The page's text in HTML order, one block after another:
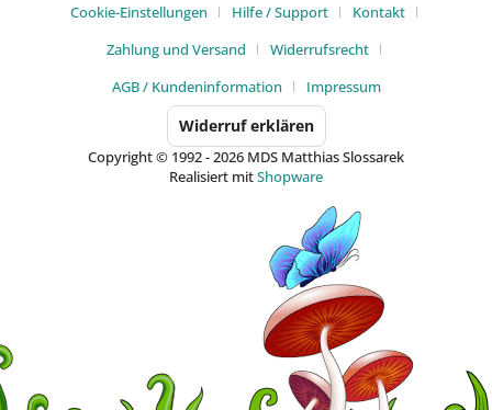
Cookie-Einstellungen Hilfe / Support
Kontakt
Zahlung und Versand
Widerrufsrecht
AGB / Kundeninformation
Impressum
Widerruf erklären
Copyright © 1992 - 2026 MDS Matthias Slossarek
Realisiert mitShopware